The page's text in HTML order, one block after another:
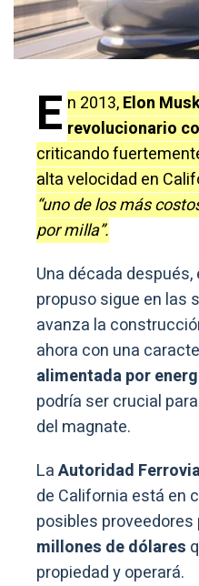
E n 2013,Elon
revolucionario
criticando
alta velocidad en
“uno de los más
por milla”.
Una década
propuso sigue en las
avanza la
ahora con una
alimentada por
podría ser crucial
del magnate.
LaAutoridad
de California está en
posibles
millones de dólares
propiedad y operará.